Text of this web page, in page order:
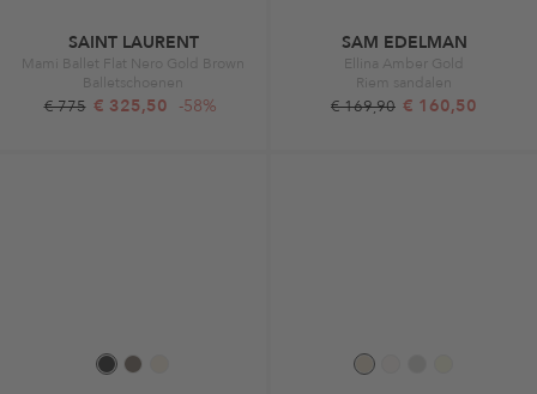
SAINT LAURENT
Mami Ballet Flat Nero Gold Brown
Balletschoenen
€ 775 € 325,50 -58%
SAM EDELMAN
Ellina Amber Gold
Riem sandalen
€ 169,90 € 160,50